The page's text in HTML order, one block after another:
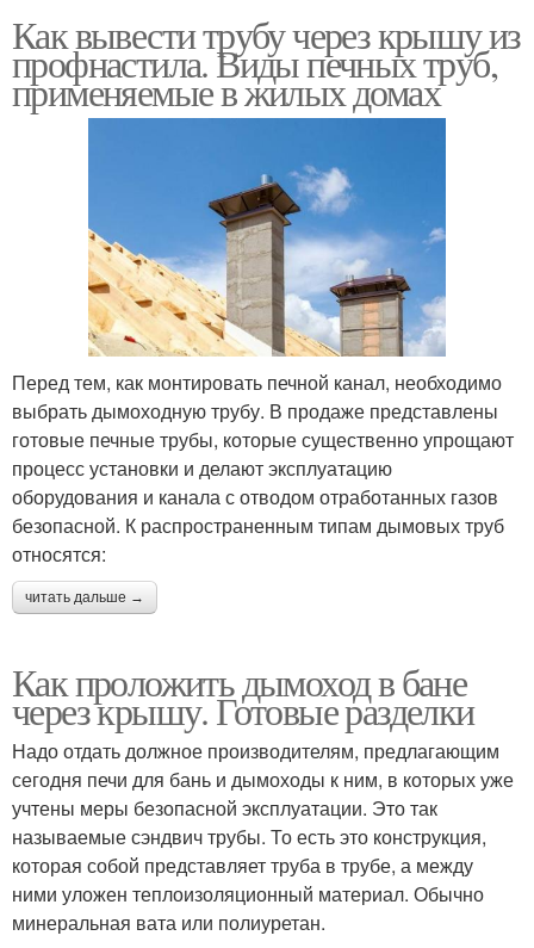
Как вывести трубу через крышу из
профнастила. Виды печных труб,
применяемые в жилых домах
Перед тем, как монтировать печной канал, необходимо
выбрать дымоходную трубу. В продаже представлены
готовые печные трубы, которые существенно упрощают
процесс установки и делают эксплуатацию
оборудования и канала с отводом отработанных газов
безопасной. К распространенным типам дымовых труб
относятся:
читать дальше →
Как проложить дымоход в бане
через крышу. Готовые разделки
Надо отдать должное производителям, предлагающим
сегодня печи для бань и дымоходы к ним, в которых уже
учтены меры безопасной эксплуатации. Это так
называемые сэндвич трубы. То есть это конструкция,
которая собой представляет труба в трубе, а между
ними уложен теплоизоляционный материал. Обычно
минеральная вата или полиуретан.